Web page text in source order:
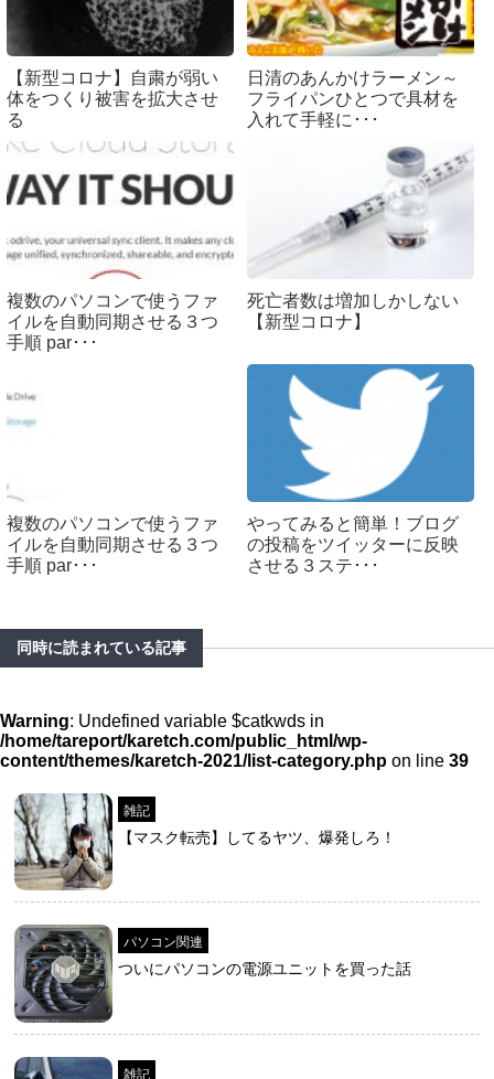
【新型コロナ】自粛が弱い
体をつくり被害を拡大させ
る
日清のあんかけラーメン～
フライパンひとつで具材を
入れて手軽に･･･
複数のパソコンで使うファ
イルを自動同期させる３つ
手順 par･･･
死亡者数は増加しかしない
【新型コロナ】
複数のパソコンで使うファ
イルを自動同期させる３つ
手順 par･･･
やってみると簡単！ブログ
の投稿をツイッターに反映
させる３ステ･･･
同時に読まれている記事
Warning: Undefined variable $catkwds in
/home/tareport/karetch.com/public_html/wp-
content/themes/karetch-2021/list-category.php on line 39
雑記
【マスク転売】してるヤツ、爆発しろ！
パソコン関連
ついにパソコンの電源ユニットを買った話
雑記